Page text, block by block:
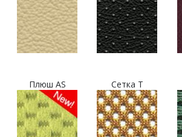
Плюш AS Сетка T